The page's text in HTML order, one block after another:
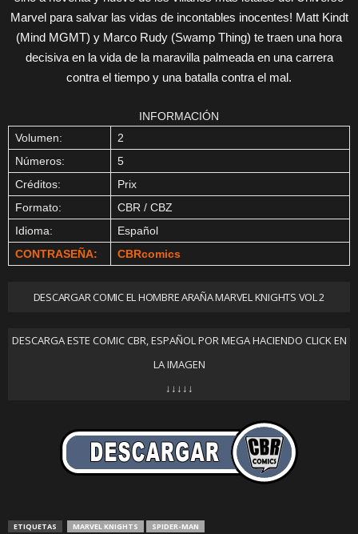
Marvel para salvar las vidas de incontables inocentes! Matt Kindt
(Mind MGMT) y Marco Rudy (Swamp Thing) te traen una hora
decisiva en la vida de la maravilla palmeada en una carrera
contra el tiempo y una batalla contra el mal.
INFORMACIÓN
Volumen:
2
Números:
5
Créditos:
Prix
Formato:
CBR / CBZ
Idioma:
Español
CONTRASEÑA:
CBRcomics
DESCARGAR COMIC EL HOMBRE ARAÑA MARVEL KNIGHTS VOL 2
DESCARGA ESTE COMIC CBR, ESPAÑOL POR MEGA HACIENDO CLICK EN
LA IMAGEN
↓↓↓↓↓
ETIQUETAS MARVEL KNIGHTS SPIDER-MAN